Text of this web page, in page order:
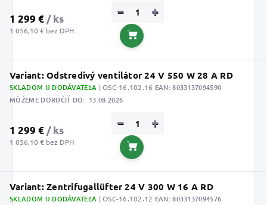
1 299 € / ks
1 056,10 € bez DPH
+
−
Do košíka
Variant: Odstredivý ventilátor 24 V 550 W 28 A RD
SKLADOM U DODÁVATEĽA | OSC-16.102.16 EAN:8033137094590
MÔŽEME DORUČIŤ DO: 13.08.2026
1 299 € / ks
1 056,10 € bez DPH
+
−
Do košíka
Variant: Zentrifugallüfter 24 V 300 W 16 A RD
SKLADOM U DODÁVATEĽA | OSC-16.102.12 EAN:8033137094576